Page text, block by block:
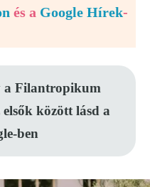
és a Google Hírek-
a Filantropikum
között lásd a
ben